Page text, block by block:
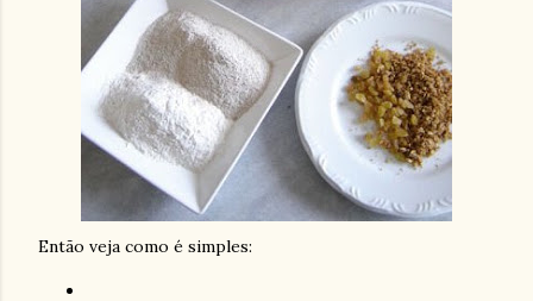
Então veja como é simples: